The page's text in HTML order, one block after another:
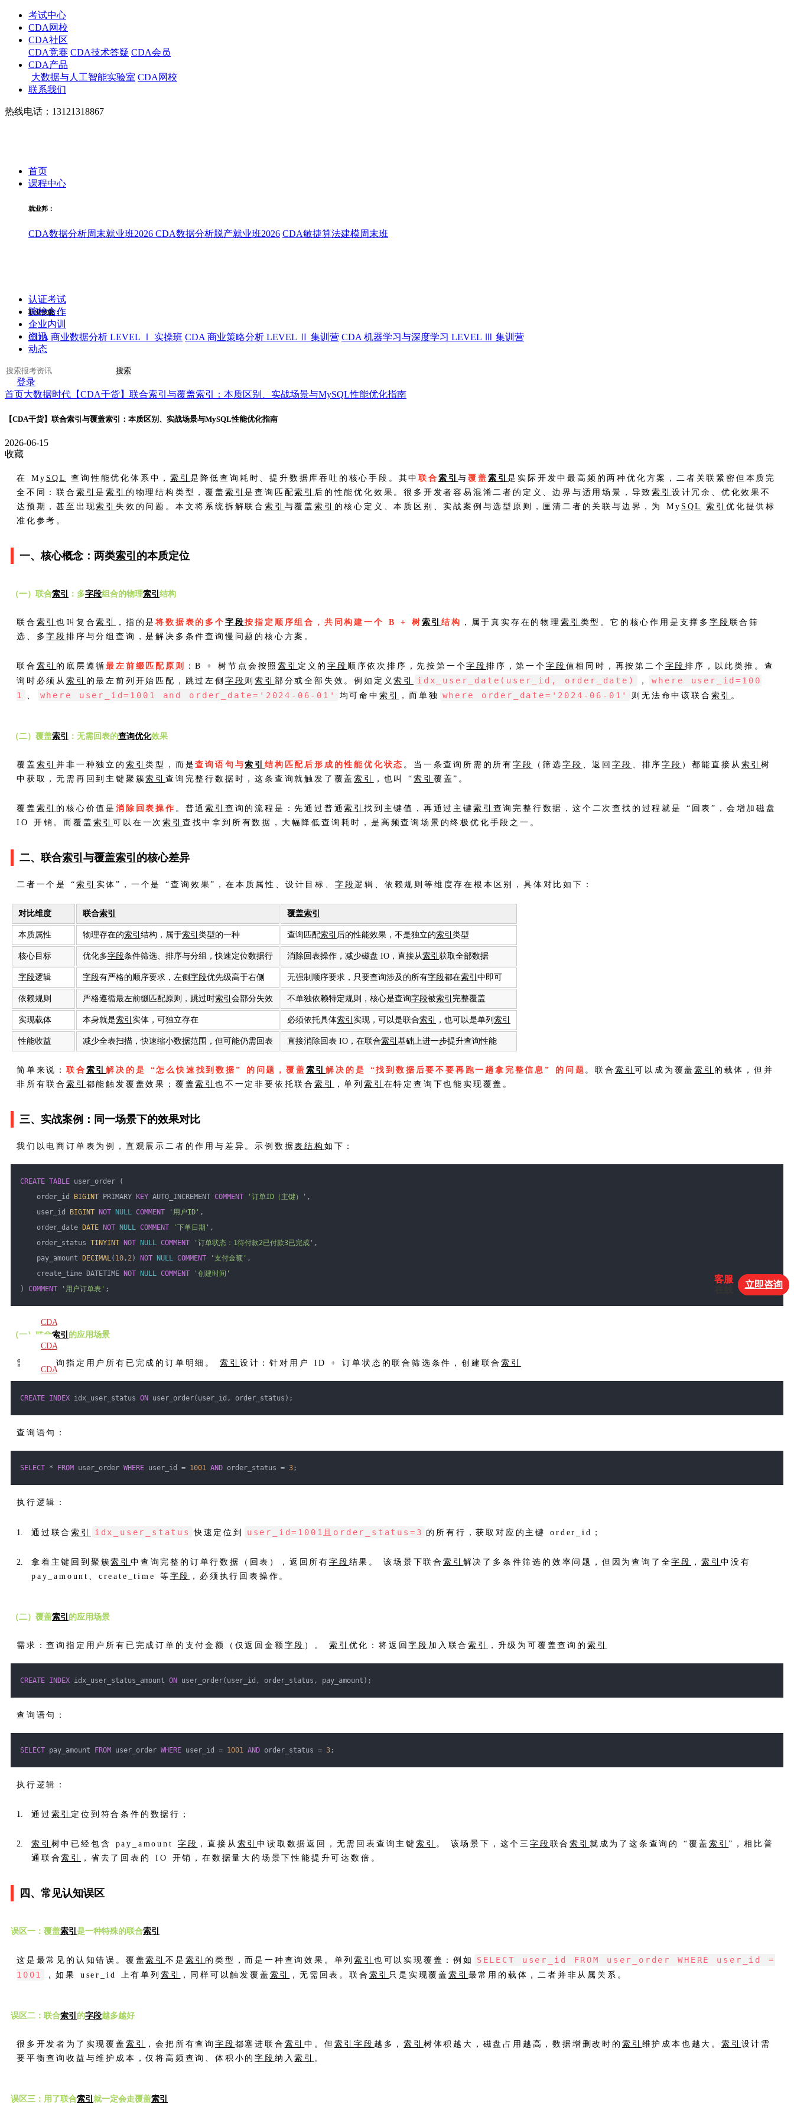
考试中心
CDA网校
CDA社区
CDA竞赛 CDA技术答疑 CDA会员
CDA产品
大数据与人工智能实验室 CDA网校
联系我们
热线电话：13121318867
首页
课程中心
就业邦：
CDA数据分析周末就业班2026 CDA数据分析脱产就业班2026 CDA敏捷算法建模周末班
职业技能：
CDA 商业数据分析 LEVEL Ⅰ 实操班 CDA 商业策略分析 LEVEL Ⅱ 集训营 CDA 机器学习与深度学习 LEVEL Ⅲ 集训营
认证考试
院校合作
企业内训
资讯
动态
搜索
登录
首页大数据时代 【CDA干货】联合索引与覆盖索引：本质区别、实战场景与MySQL性能优化指南
【CDA干货】联合索引与覆盖索引：本质区别、实战场景与MySQL性能优化指南
2026-06-15
收藏
在 My SQL 查询性能优化体系中，索引 是降低查询耗时、提升数据库吞吐的核心手段。其中联合 索引与覆盖 索引是实际开发中最高频的两种优化方案，二者关联紧密但本质完
全不同：联合 索引是索引 的物理结构类型，覆盖 索引是查询匹配索引 后的性能优化效果。很多开发者容易混淆二者的定义、边界与适用场景，导致索引 设计冗余、优化效果不
达预期，甚至出现索引 失效的问题。本文将系统拆解联合索引 与覆盖索引 的核心定义、本质区别、实战案例与选型原则，厘清二者的关联与边界，为 My SQL 索引优化提供标
准化参考。
一、核心概念：两类索引 的本质定位
（一）联合索引 ：多字段组合的物理索引 结构
联合 索引也叫复合索引 ，指的是将数据表的多个 字段按指定顺序组合，共同构建一个 B + 树 索引结构 ，属于真实存在的物理 索引 类型。它的核心作用是支撑多 字段 联合筛
选、多字段排序与分组查询，是解决多条件查询慢问题的核心方案。
联合 索引 的底层遵循最左前缀匹配原则 ：B + 树节点会按照索引 定义的字段 顺序依次排序，先按第一个字段排序，第一个 字段 值相同时，再按第二个 字段排序，以此类推。查
询时必须从 索引 的最左前列开始匹配，跳过左侧 字段 则索引 部分或全部失效。例如定义索引 idx_user_date(user_id, order_date) ，
where user_id=100
1
、 where user_id=1001 and order_date='2024-06-01' 均可命中 索引 ，而单独 where order_date='2024-06-01' 则无法命中该联合 索引 。
（二）覆盖索引 ：无需回表的查询优化效果
覆盖 索引并非一种独立的 索引类型，而是查询语句与索引结构匹配后形成的性能优化状态 。当一条查询所需的所有字段 （筛选字段 、返回字段 、排序字段 ）都能直接从 索引树
中获取，无需再回到主键聚簇索引查询完整行数据时，这条查询就触发了覆盖索引 ，也叫 “索引 覆盖”。
覆盖 索引 的核心价值是消除回表操作 。普通索引 查询的流程是：先通过普通索引找到主键值，再通过主键 索引 查询完整行数据，这个二次查找的过程就是 “回表”，会增加磁盘
IO 开销。而覆盖 索引可以在一次索引 查找中拿到所有数据，大幅降低查询耗时，是高频查询场景的终极优化手段之一。
二、联合索引 与覆盖索引 的核心差异
二者一个是 “ 索引 实体”，一个是 “查询效果”，在本质属性、设计目标、 字段逻辑、依赖规则等维度存在根本区别，具体对比如下：
对比维度 联合索引 覆盖索引
本质属性 物理存在的索引 结构，属于索引 类型的一种 查询匹配索引 后的性能效果，不是独立的索引 类型
核心目标 优化多字段条件筛选、排序与分组，快速定位数据行 消除回表操作，减少磁盘 IO，直接从索引 获取全部数据
字段逻辑 字段有严格的顺序要求，左侧 字段优先级高于右侧 无强制顺序要求，只要查询涉及的所有字段都在索引 中即可
依赖规则 严格遵循最左前缀匹配原则，跳过时索引 会部分失效 不单独依赖特定规则，核心是查询字段被索引 完整覆盖
实现载体 本身就是索引 实体，可独立存在 必须依托具体索引 实现，可以是联合索引 ，也可以是单列 索引
性能收益 减少全表扫描，快速缩小数据范围，但可能仍需回表 直接消除回表 IO，在联合索引 基础上进一步提升查询性能
简单来说： 联合 索引解决的是 “怎么快速找到数据” 的问题，覆盖 索引解决的是 “找到数据后要不要再跑一趟拿完整信息” 的问题 。联合 索引可以成为覆盖索引 的载体，但并
非所有联合 索引 都能触发覆盖效果；覆盖索引也不一定非要依托联合索引 ，单列索引 在特定查询下也能实现覆盖。
三、实战案例：同一场景下的效果对比
我们以电商订单表为例，直观展示二者的作用与差异。示例数据表结构 如下：
CREATE TABLE user_order (
order_id
BIGINT PRIMARY KEY AUTO_INCREMENT COMMENT '订单ID（主键）' ,
user_id
BIGINT NOT NULL COMMENT '用户ID' ,
order_date
DATE NOT NULL COMMENT '下单日期' ,
order_status TINYINT NOT NULL COMMENT '订单状态：1待付款2已付款3已完成' ,
pay_amount
DECIMAL( 10, 2) NOT NULL COMMENT '支付金额' ,
create_time DATETIME
NOT NULL COMMENT
'创建时间'
) COMMENT '用户订单表' ;
（一）联合索引 的应用场景
需求：查询指定用户所有已完成的订单明细。索引 设计：针对用户 ID + 订单状态的联合筛选条件，创建联合索引
CREATE INDEX idx_user_status ON user_order(user_id, order_status);
查询语句：
SELECT * FROM user_order WHERE user_id = 1001 AND order_status = 3;
执行逻辑：
通过联合索引 idx_user_status 快速定位到 user_id=1001且order_status=3 的所有行，获取对应的主键 order_id；
拿着主键回到聚簇索引中查询完整的订单行数据（回表），返回所有字段 结果。 该场景下联合索引 解决了多条件筛选的效率问题，但因为查询了全字段 ， 索引中没有
pay_amount、create_time 等 字段 ，必须执行回表操作。
（二）覆盖索引 的应用场景
需求：查询指定用户所有已完成订单的支付金额（仅返回金额 字段 ）。索引 优化：将返回字段 加入联合索引 ，升级为可覆盖查询的 索引
CREATE INDEX idx_user_status_amount ON user_order(user_id, order_status, pay_amount);
查询语句：
SELECT pay_amount FROM user_order WHERE user_id = 1001 AND order_status = 3;
执行逻辑：
通过 索引 定位到符合条件的数据行；
索引 树中已经包含 pay_amount 字段 ，直接从 索引中读取数据返回，无需回表查询主键索引 。 该场景下，这个三字段 联合索引 就成为了这条查询的 “覆盖 索引”，相比普
通联合索引 ，省去了回表的 IO 开销，在数据量大的场景下性能提升可达数倍。
四、常见认知误区
误区一：覆盖索引 是一种特殊的联合索引
这是最常见的认知错误。覆盖索引不是 索引 的类型，而是一种查询效果。单列索引 也可以实现覆盖：例如
SELECT user_id FROM user_order WHERE user_id =
1001
，如果 user_id 上有单列 索引 ，同样可以触发覆盖 索引 ，无需回表。联合 索引 只是实现覆盖索引 最常用的载体，二者并非从属关系。
误区二：联合索引 的字段越多越好
很多开发者为了实现覆盖 索引 ，会把所有查询字段 都塞进联合 索引中。但 索引字段 越多，索引 树体积越大，磁盘占用越高，数据增删改时的 索引 维护成本也越大。 索引 设计需
要平衡查询收益与维护成本，仅将高频查询、体积小的字段 纳入索引 。
误区三：用了联合索引 就一定会走覆盖索引
CDA
教材
CDA
题库
CDA
客服
立即咨询
客服
立即咨询